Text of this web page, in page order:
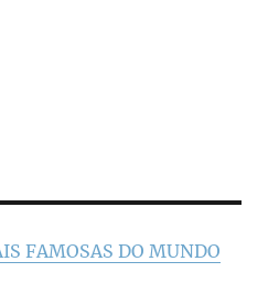
FAMOSAS DO MUNDO